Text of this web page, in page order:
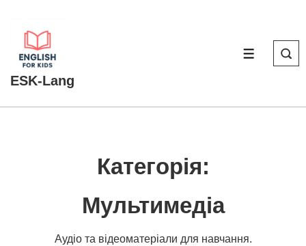
основного
вмісту
ESK-Lang
МЕНЮ
Категорія:
Мультимедіа
Аудіо та відеоматеріали для навчання.